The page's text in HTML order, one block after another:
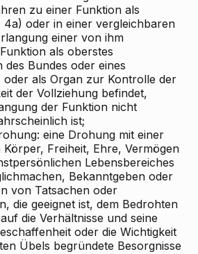
zu einer Funktion als
4a) oder in einer vergleichbaren
einer von ihm
als oberstes
des Bundes oder eines
oder als Organ zur Kontrolle der
der Vollziehung befindet,
der Funktion nicht
ist;
eine Drohung mit einer
Freiheit, Ehre, Vermögen
Lebensbereiches
Bekanntgeben oder
von Tatsachen oder
die geeignet ist, dem Bedrohten
die Verhältnisse und seine
oder die Wichtigkeit
Übels begründete Besorgnisse